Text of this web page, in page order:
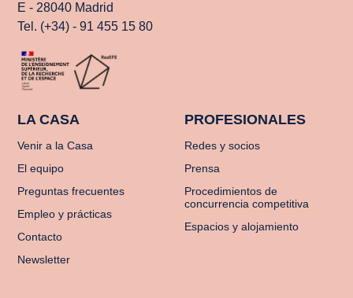
E - 28040 Madrid
Tel. (+34) - 91 455 15 80
LA CASA
Venir a la Casa
El equipo
Preguntas frecuentes
Empleo y prácticas
Contacto
Newsletter
PROFESIONALES
Redes y socios
Prensa
Procedimientos de
concurrencia competitiva
Espacios y alojamiento